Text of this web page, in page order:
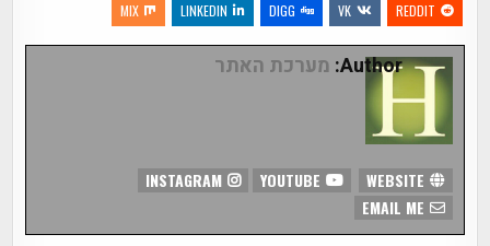
REDDIT
VK
DIGG
LINKEDIN
MIX
Author: מערכת האתר
INSTAGRAM